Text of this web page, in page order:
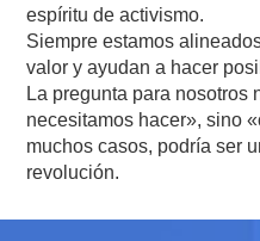
espíritu de activismo.
Siempre estamos
valor y ayudan a hacer
La pregunta para nosotros
necesitamos hacer», sino
muchos casos, podría ser
revolución.